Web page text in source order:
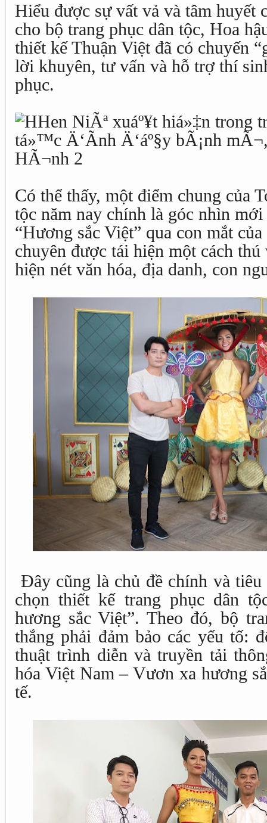
Hiểu được sự vất vả và tâm huyết
cho bộ trang phục dân tộc, Hoa
thiết kế Thuận Việt đã có chuyến
lời khuyên, tư vấn và hỗ trợ thí
phục.
Có thể thấy, một điểm chung của
tộc năm nay chính là góc nhìn
“Hương sắc Việt” qua con mắt
chuyên được tái hiện một cách
hiện nét văn hóa, địa danh, con
Đây cũng là chủ đề chính và
chọn thiết kế trang phục dân
hương sắc Việt”. Theo đó, bộ
thắng phải đảm bảo các yếu tố:
thuật trình diễn và truyền tải
hóa Việt Nam – Vươn xa hương
tế.